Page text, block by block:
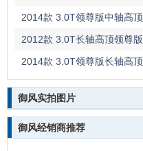
ZD30
2014款 3.0T领尊版中轴高顶
ZD30
2012款 3.0T长轴高顶领尊版
国III
2014款 3.0T领尊版长轴高顶
ZD30
御风实拍图片
御风经销商推荐